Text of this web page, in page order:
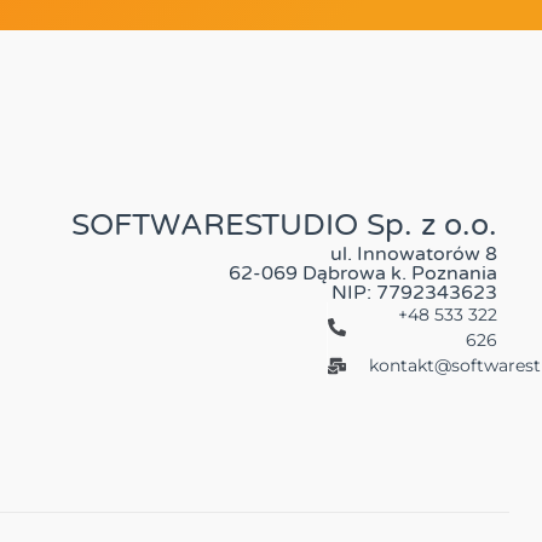
SOFTWARESTUDIO Sp. z o.o.
ul. Innowatorów 8
62-069 Dąbrowa k. Poznania
NIP: 7792343623
+48 533 322
626